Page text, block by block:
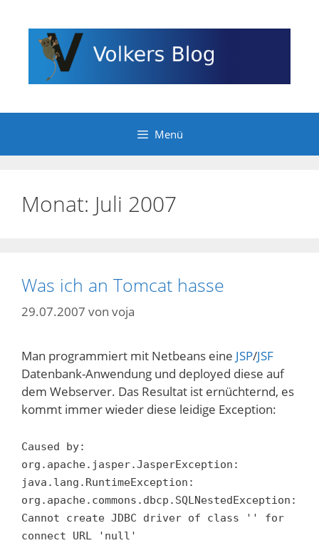
Inhalt
springen
Menü
Monat: Juli 2007
Was ich an Tomcat hasse
29.07.2007 von voja
Man programmiert mit Netbeans eine JSP/JSF
Datenbank-Anwendung und deployed diese auf
dem Webserver. Das Resultat ist ernüchternd, es
kommt immer wieder diese leidige Exception:
Caused by:
org.apache.jasper.JasperException:
java.lang.RuntimeException:
org.apache.commons.dbcp.SQLNestedException:
Cannot create JDBC driver of class '' for
connect URL 'null'